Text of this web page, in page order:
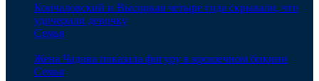
Кончаловский и Высоцкая четыре года скрывали, что
удочерили девочку
Семья
Жена Чадова показала фигуру в крошечном бикини
Семья